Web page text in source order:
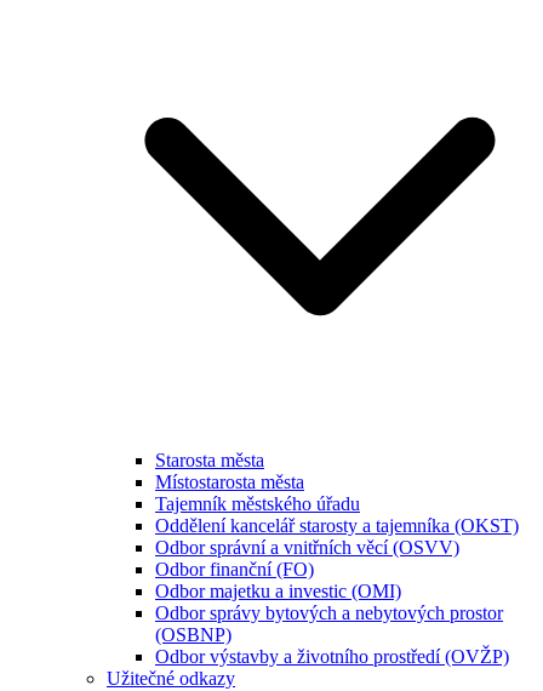
Starosta města
Místostarosta města
Tajemník městského úřadu
Oddělení kancelář starosty a tajemníka (OKST)
Odbor správní a vnitřních věcí (OSVV)
Odbor finanční (FO)
Odbor majetku a investic (OMI)
Odbor správy bytových a nebytových prostor
(OSBNP)
Odbor výstavby a životního prostředí (OVŽP)
Užitečné odkazy